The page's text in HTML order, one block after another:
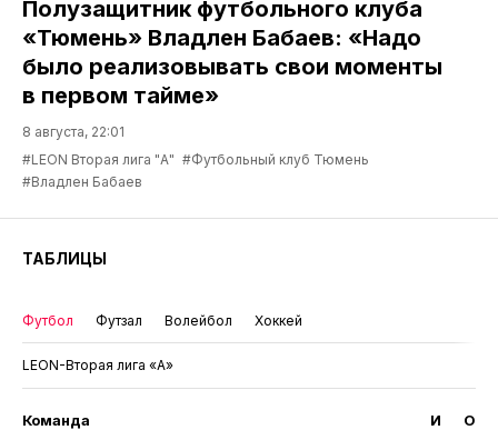
Полузащитник футбольного клуба
«Тюмень» Владлен Бабаев: «Надо
было реализовывать свои моменты
в первом тайме»
8 августа, 22:01
#LEON Вторая лига "А" #Футбольный клуб Тюмень
#Владлен Бабаев
ТАБЛИЦЫ
Футбол Футзал Волейбол Хоккей
LEON-Вторая лига «А»
Команда И О